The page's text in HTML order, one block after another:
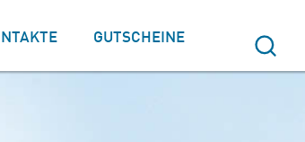
GUTSCHEINE
Suche